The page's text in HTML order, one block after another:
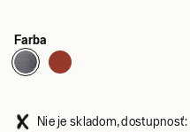
Farba
Nie je skladom,